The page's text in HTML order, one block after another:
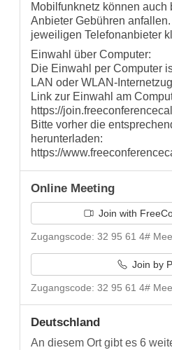
Mobilfunknetz können auch
Anbieter Gebühren
jeweiligen Telefonanbieter
Einwahl über Computer:
Die Einwahl per Computer
LAN oder WLAN-
Link zur Einwahl am
https://
Bitte vorher die
herunterladen:
https://
Online Meeting
Join with
Zugangscode: 32 95 61 4#
Join by
Zugangscode: 32 95 61 4#
Deutschland
An diesem Ort gibt es 6